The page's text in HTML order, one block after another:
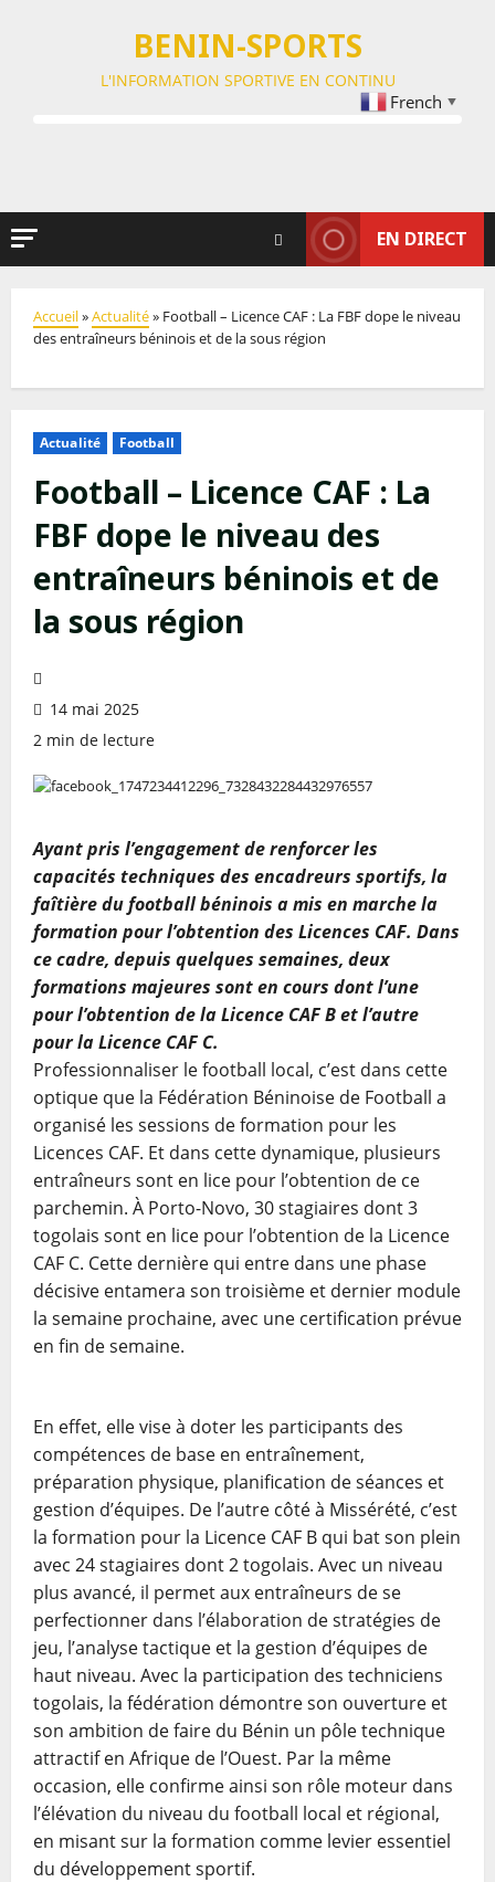
BENIN-SPORTS
L'INFORMATION SPORTIVE EN CONTINU
French ▼
EN DIRECT
Accueil»Actualité» Football – Licence CAF : La FBF dope le niveau
des entraîneurs béninois et de la sous région
Actualité Football
Football – Licence CAF : La
FBF dope le niveau des
entraîneurs béninois et de
la sous région
14 mai 2025
2 min de lecture
Ayant pris l’engagement de renforcer les
capacités techniques des encadreurs sportifs, la
faîtière du football béninois a mis en marche la
formation pour l’obtention des Licences CAF. Dans
ce cadre, depuis quelques semaines, deux
formations majeures sont en cours dont l’une
pour l’obtention de la Licence CAF B et l’autre
pour la Licence CAF C.
Professionnaliser le football local, c’est dans cette
optique que la Fédération Béninoise de Football a
organisé les sessions de formation pour les
Licences CAF. Et dans cette dynamique, plusieurs
entraîneurs sont en lice pour l’obtention de ce
parchemin. À Porto-Novo, 30 stagiaires dont 3
togolais sont en lice pour l’obtention de la Licence
CAF C. Cette dernière qui entre dans une phase
décisive entamera son troisième et dernier module
la semaine prochaine, avec une certification prévue
en fin de semaine.
En effet, elle vise à doter les participants des
compétences de base en entraînement,
préparation physique, planification de séances et
gestion d’équipes. De l’autre côté à Missérété, c’est
la formation pour la Licence CAF B qui bat son plein
avec 24 stagiaires dont 2 togolais. Avec un niveau
plus avancé, il permet aux entraîneurs de se
perfectionner dans l’élaboration de stratégies de
jeu, l’analyse tactique et la gestion d’équipes de
haut niveau. Avec la participation des techniciens
togolais, la fédération démontre son ouverture et
son ambition de faire du Bénin un pôle technique
attractif en Afrique de l’Ouest. Par la même
occasion, elle confirme ainsi son rôle moteur dans
l’élévation du niveau du football local et régional,
en misant sur la formation comme levier essentiel
du développement sportif.